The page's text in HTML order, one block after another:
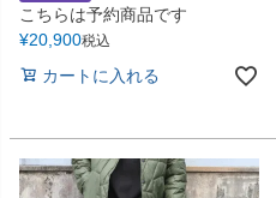
こちらは予約商品です
¥20,900税込
カートに入れる